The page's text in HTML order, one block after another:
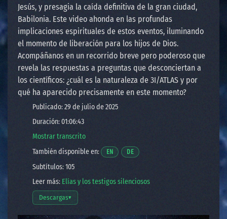
Jesús, y presagia la caída definitiva de la gran ciudad,
Babilonia. Este video ahonda en las profundas
implicaciones espirituales de estos eventos, iluminando
el momento de liberación para los hijos de Dios.
Acompáñanos en un recorrido breve pero poderoso que
revela las respuestas a preguntas que desconciertan a
los científicos: ¿cuál es la naturaleza de 3I/ATLAS y por
qué ha aparecido precisamente en este momento?
Publicado: 29 de julio de 2025
Duración: 01:06:43
Mostrar transcrito
También disponible en:
ENAbre un video en una nueva ventana.
DEAbre un video en una nueva
Subtítulos: 105
Leer más: Elías y los testigos silenciosos
Descargas▾
Abrir opciones de descarga